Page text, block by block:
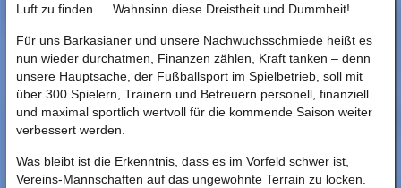
Luft zu finden … Wahnsinn diese Dreistheit und Dummheit!
Für uns Barkasianer und unsere Nachwuchsschmiede heißt es
nun wieder durchatmen, Finanzen zählen, Kraft tanken – denn
unsere Hauptsache, der Fußballsport im Spielbetrieb, soll mit
über 300 Spielern, Trainern und Betreuern personell, finanziell
und maximal sportlich wertvoll für die kommende Saison weiter
verbessert werden.
Was bleibt ist die Erkenntnis, dass es im Vorfeld schwer ist,
Vereins-Mannschaften auf das ungewohnte Terrain zu locken.